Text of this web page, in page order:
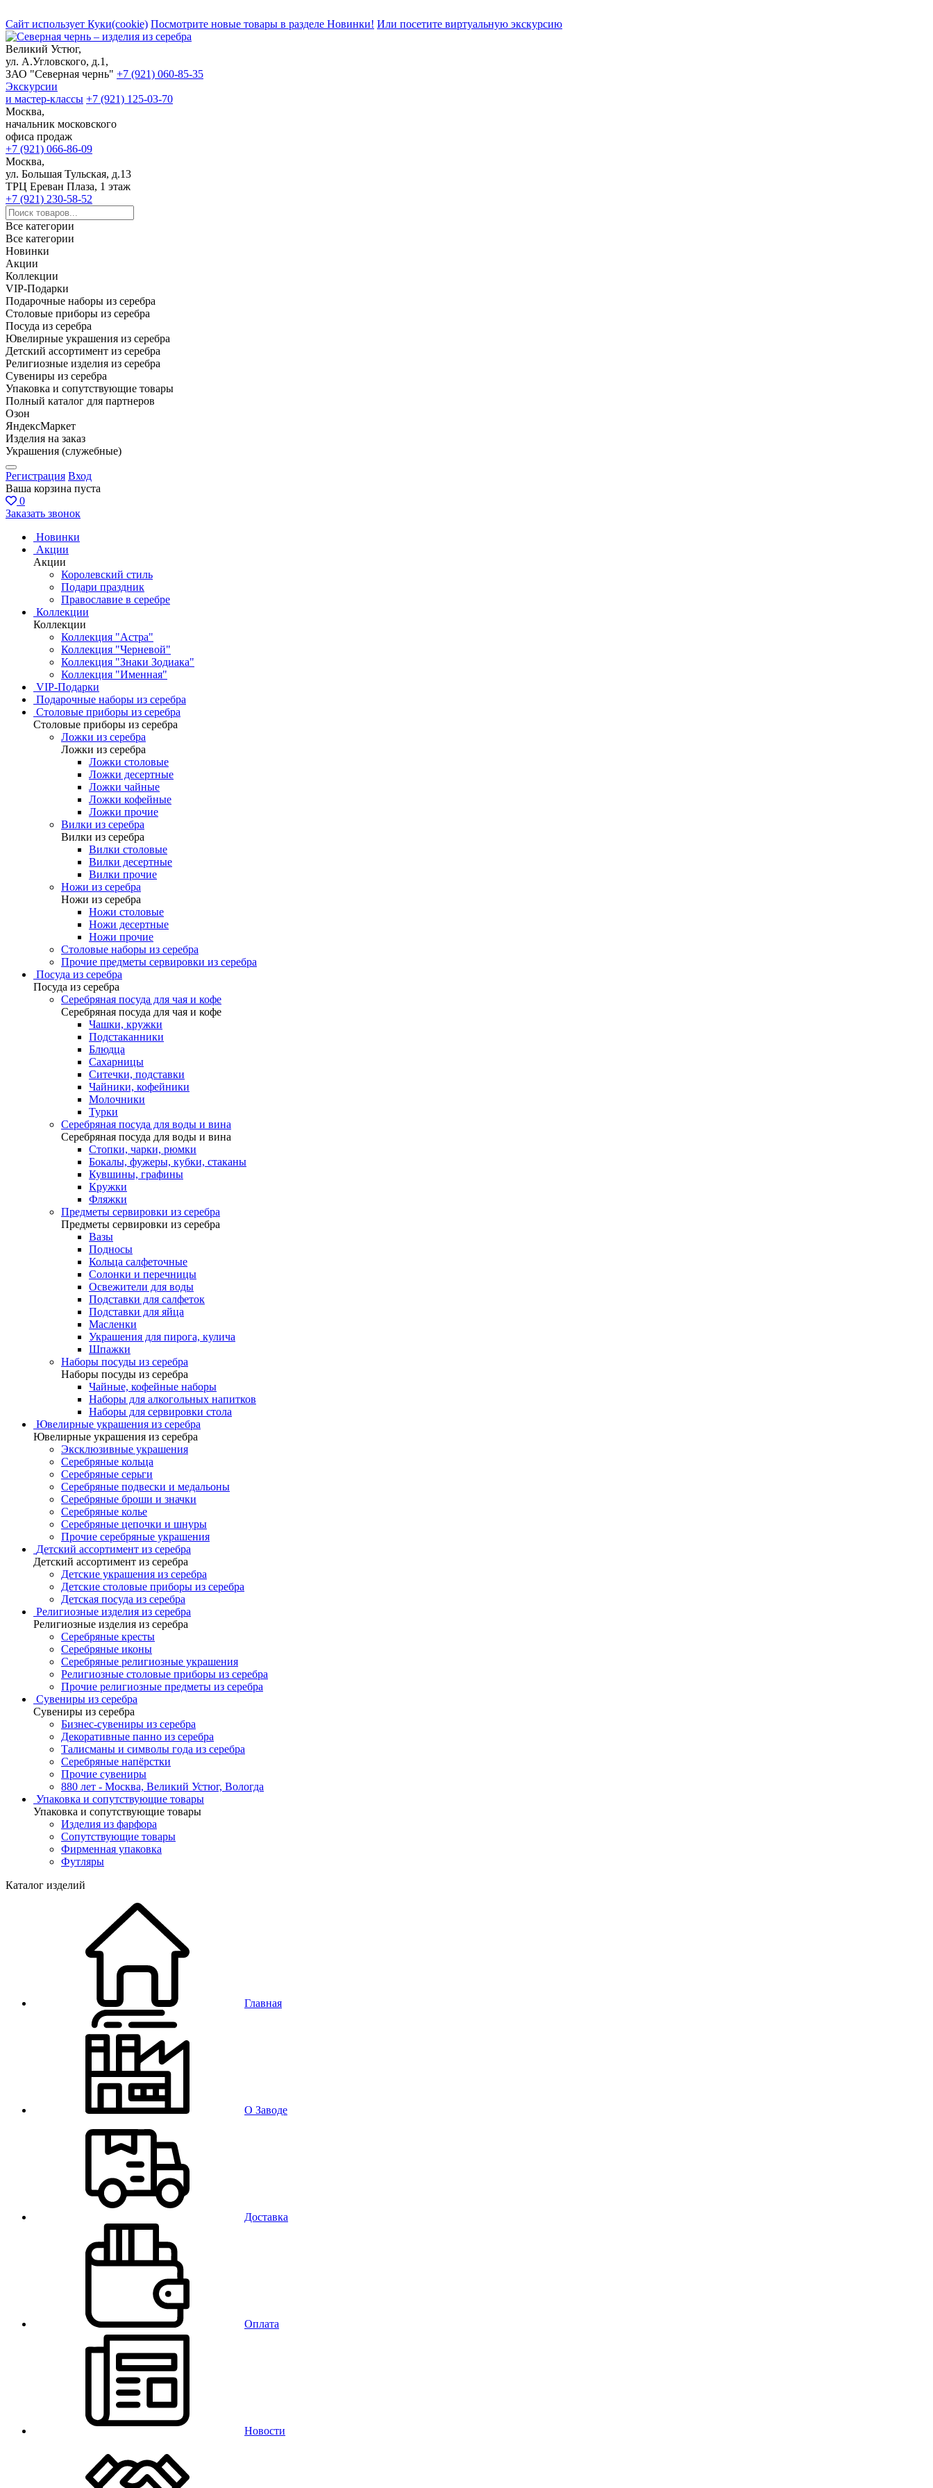
Сайт использует Куки(cookie) Посмотрите новые товары в разделе Новинки! Или посетите виртуальную экскурсию
Великий Устюг,
ул. А.Угловского, д.1,
ЗАО "Северная чернь" +7 (921) 060-85-35
Экскурсии
и мастер-классы +7 (921) 125-03-70
Москва,
начальник московского
офиса продаж
+7 (921) 066-86-09
Москва,
ул. Большая Тульская, д.13
ТРЦ Ереван Плаза, 1 этаж
+7 (921) 230-58-52
Все категории
Все категории
Новинки
Акции
Коллекции
VIP-Подарки
Подарочные наборы из серебра
Столовые приборы из серебра
Посуда из серебра
Ювелирные украшения из серебра
Детский ассортимент из серебра
Религиозные изделия из серебра
Сувениры из серебра
Упаковка и сопутствующие товары
Полный каталог для партнеров
Озон
ЯндексМаркет
Изделия на заказ
Украшения (служебные)
Регистрация Вход
Ваша корзина пуста
0
Заказать звонок
Новинки
Акции
Акции
Королевский стиль
Подари праздник
Православие в серебре
Коллекции
Коллекции
Коллекция "Астра"
Коллекция "Черневой"
Коллекция "Знаки Зодиака"
Коллекция "Именная"
VIP-Подарки
Подарочные наборы из серебра
Столовые приборы из серебра
Столовые приборы из серебра
Ложки из серебра
Ложки из серебра
Ложки столовые
Ложки десертные
Ложки чайные
Ложки кофейные
Ложки прочие
Вилки из серебра
Вилки из серебра
Вилки столовые
Вилки десертные
Вилки прочие
Ножи из серебра
Ножи из серебра
Ножи столовые
Ножи десертные
Ножи прочие
Столовые наборы из серебра
Прочие предметы сервировки из серебра
Посуда из серебра
Посуда из серебра
Серебряная посуда для чая и кофе
Серебряная посуда для чая и кофе
Чашки, кружки
Подстаканники
Блюдца
Сахарницы
Ситечки, подставки
Чайники, кофейники
Молочники
Турки
Серебряная посуда для воды и вина
Серебряная посуда для воды и вина
Стопки, чарки, рюмки
Бокалы, фужеры, кубки, стаканы
Кувшины, графины
Кружки
Фляжки
Предметы сервировки из серебра
Предметы сервировки из серебра
Вазы
Подносы
Кольца салфеточные
Солонки и перечницы
Освежители для воды
Подставки для салфеток
Подставки для яйца
Масленки
Украшения для пирога, кулича
Шпажки
Наборы посуды из серебра
Наборы посуды из серебра
Чайные, кофейные наборы
Наборы для алкогольных напитков
Наборы для сервировки стола
Ювелирные украшения из серебра
Ювелирные украшения из серебра
Эксклюзивные украшения
Серебряные кольца
Серебряные серьги
Серебряные подвески и медальоны
Серебряные броши и значки
Серебряные колье
Серебряные цепочки и шнуры
Прочие серебряные украшения
Детский ассортимент из серебра
Детский ассортимент из серебра
Детские украшения из серебра
Детские столовые приборы из серебра
Детская посуда из серебра
Религиозные изделия из серебра
Религиозные изделия из серебра
Серебряные кресты
Серебряные иконы
Серебряные религиозные украшения
Религиозные столовые приборы из серебра
Прочие религиозные предметы из серебра
Сувениры из серебра
Сувениры из серебра
Бизнес-сувениры из серебра
Декоративные панно из серебра
Талисманы и символы года из серебра
Серебряные напёрстки
Прочие сувениры
880 лет - Москва, Великий Устюг, Вологда
Упаковка и сопутствующие товары
Упаковка и сопутствующие товары
Изделия из фарфора
Сопутствующие товары
Фирменная упаковка
Футляры
Каталог изделий
Главная
О Заводе
Доставка
Оплата
Новости